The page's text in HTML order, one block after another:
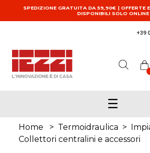
Salta al contenuto principale
SPEDIZIONE GRATUITA DA 59,90€ | OFFERTE
DISPONIBILI SOLO ONLINE
+39
☰
Home > Termoidraulica >
Collettori centralini e accessori